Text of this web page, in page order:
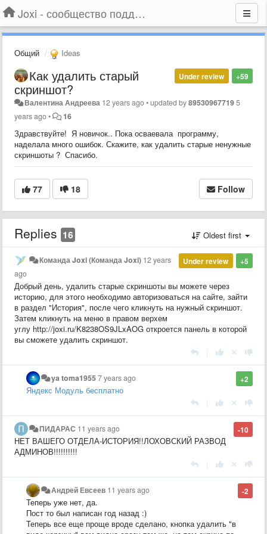
Joxi - сообщество поддержки
Общий Ideas
+59
Under review
Как удалить старый
скриншот?
Валентина Андреева 12 years ago•updated by895309677195
years ago• 16
Здравствуйте! Я новичок.. Пока осваевала программу,
наделала много ошибок. Скажите, как удалить старые ненужные
скриншоты ? Спасибо.
77 18 Follow
Replies 16 Oldest first
+5
Under review
Команда Joxi (Команда Joxi) 12 years
ago
Добрый день, удалить старые скриншоты вы можете через
историю, для этого необходимо авторизоваться на сайте, зайти
в раздел "История", после чего кликнуть на нужный скриншот.
Затем кликнуть на меню в правом верхем
углу http://joxi.ru/K8238OS9JLxAOG откроется панель в которой
вы сможете удалить скриншот.
+2
ya toma19557 years ago
Яндекс Модуль бесплатно
-10
ПИДАРАС 11 years ago
НЕТ ВАШЕГО ОТДЕЛА-ИСТОРИЯ!!ЛОХОВСКИЙ РАЗВОД
АДМИНОВ!!!!!!!!!!
-2
Андрей Евсеев 11 years ago
Теперь уже нет, да.
Пост то был написан год назад :)
Теперь все еще проще вроде сделано, кнопка удалить "в